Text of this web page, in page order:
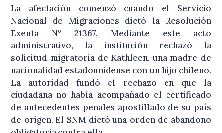
La afectación comenzó cuando el Servicio
Nacional de Migraciones dictó la Resolución
Exenta N° 21367. Mediante este acto
administrativo, la institución rechazó la
solicitud migratoria de Kathleen, una madre de
nacionalidad estadounidense con un hijo chileno.
La autoridad fundó el rechazo en que la
ciudadana no había acompañado el certificado
de antecedentes penales apostillado de su país
de origen. El SNM dictó una orden de abandono